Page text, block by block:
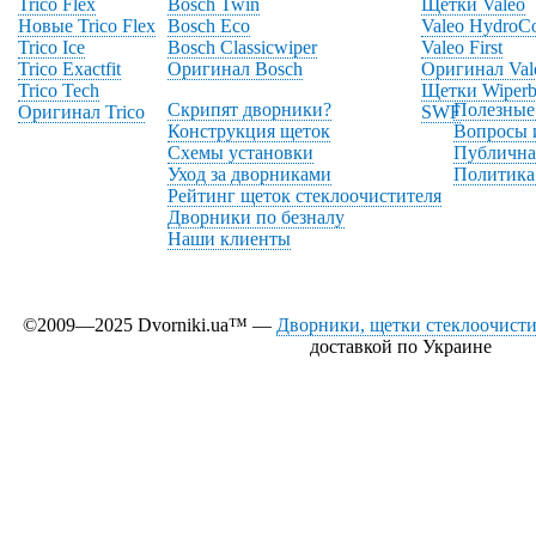
Trico Flex
Новые Trico Flex
Trico Ice
Trico Exactfit
Trico Tech
Оригинал Trico
Bosch Twin
Bosch Eco
Bosch Classicwiper
Оригинал Bosch
Щетки Valeo
Valeo
Valeo First
Оригинал
Щетки
SWF
Скрипят дворники?
Конструкция щеток
Схемы установки
Уход за дворниками
Рейтинг щеток стеклоочистителя
Дворники по безналу
Наши клиенты
Вопросы
©2009—2025 Dvorniki.ua™ — Дворники, щетки
доставкой по Украине